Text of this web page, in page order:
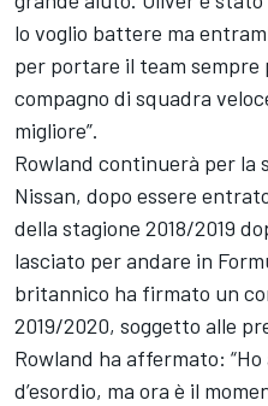
lo voglio battere ma
per portare il team sempre
compagno di squadra
migliore”.
Rowland continuerà per la
Nissan, dopo essere
della stagione 2018/2019
lasciato per andare in
britannico ha firmato un
2019/2020, soggetto alle
Rowland ha affermato:
d’esordio, ma ora è il